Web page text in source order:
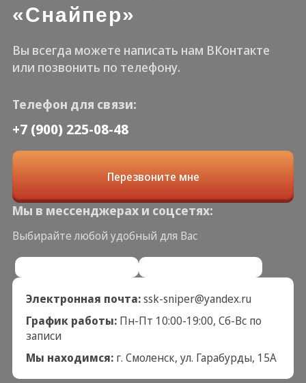
«Снайпер»
Вы всегда можете написать нам ВКонтакте
или позвонить по телефону.
Телефон для связи:
+7 (900) 225-08-48
Перезвоните мне
Мы в мессенджерах и соцсетях:
Выбирайте любой удобный для Вас
Электронная почта:ssk-sniper@yandex.ru
График работы: Пн-Пт 10:00-19:00, Сб-Вс по
записи
Мы находимся: г. Смоленск, ул. Гарабурды, 15А